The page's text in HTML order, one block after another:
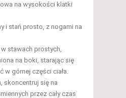
na wysokości klatki
i stań prosto, z nogami na
stawach prostych,
na boki, starając się
w górnej części ciała.
skoncentruj się na
przez cały czas